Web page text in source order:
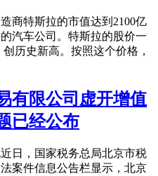
商特斯拉的市值达到2100亿
汽车公司。特斯拉的股价一
历史新高。按照这个价格，
有限公司虚开增值
已经公布
日，国家税务总局北京市税
案件信息公告栏显示，北京